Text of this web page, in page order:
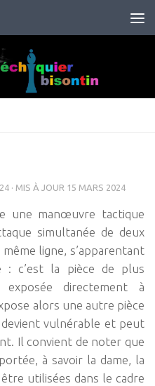
· MIS À JOUR 15 MARS 2024
une manœuvre tactique
simultanée de deux
ligne, s’apparentant
: c’est la pièce de plus
directement à
alors une autre pièce
vulnérable et peut
Il convient de noter que
à savoir la dame, la
utilisées dans le cadre